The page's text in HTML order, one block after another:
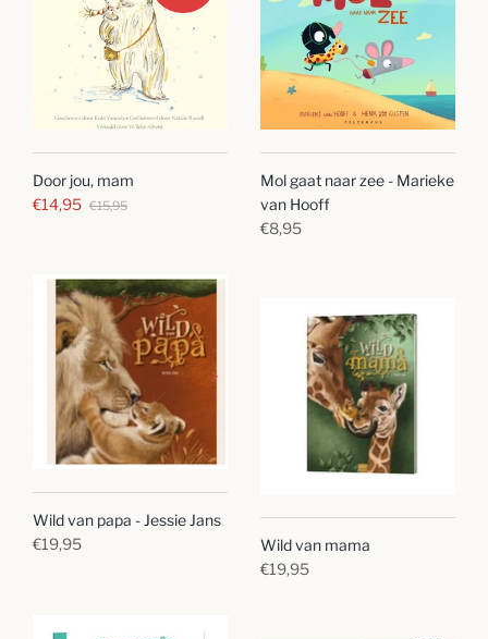
Door jou, mam
€14,95 €15,95
Mol gaat naar zee - Marieke
van Hooff
€8,95
Wild van papa - Jessie Jans
€19,95
Wild van mama
€19,95